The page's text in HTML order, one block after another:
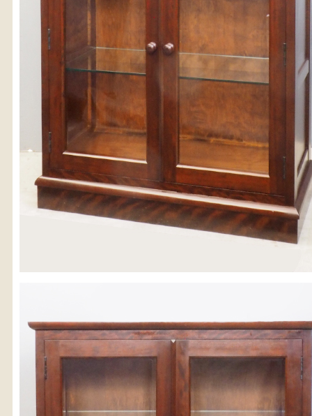
お届け先、送料ランクを選択する事で送料が表示され
す。
お届け先
送料ランク
配送料金(税込)
※沖縄県につきましてはお手数をお掛け致しますが、店舗ま
お問い合わせ下さい。